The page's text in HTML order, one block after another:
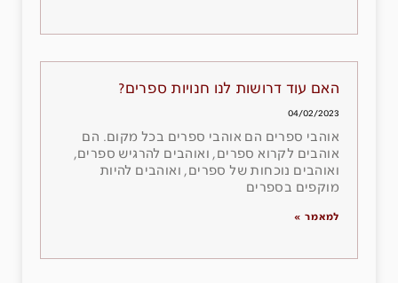
האם עוד דרושות לנו חנויות ספרים?
04/02/2023
אוהבי ספרים הם אוהבי ספרים בכל מקום. הם
אוהבים לקרוא ספרים, ואוהבים להרגיש ספרים,
ואוהבים נוכחות של ספרים, ואוהבים להיות
מוקפים בספרים
למאמר »